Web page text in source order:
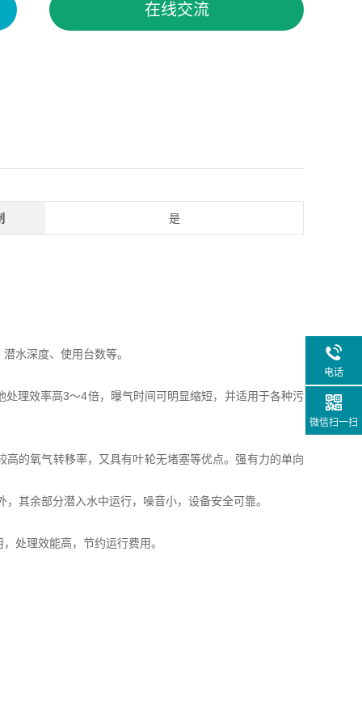
在线交流
是
水深度、使用台数等。
理效率高3～4倍，曝气时间可明显缩短，并适用于各种污
的氧气转移率，又具有叶轮无堵塞等优点。强有力的单向
其余部分潜入水中运行，噪音小，设备安全可靠。
处理效能高，节约运行费用。
电话
微信扫一扫